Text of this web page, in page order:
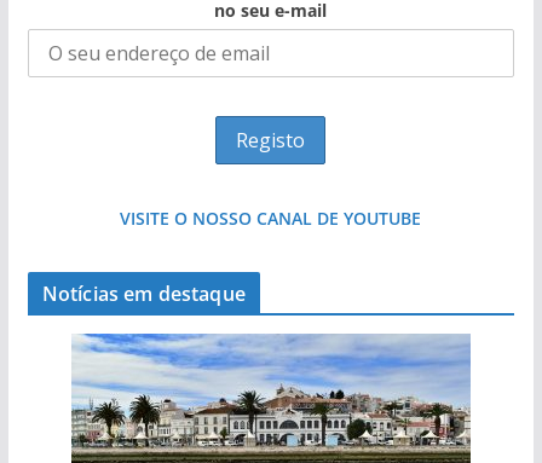
no seu e-mail
VISITE O NOSSO CANAL DE YOUTUBE
Notícias em destaque